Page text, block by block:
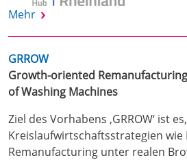
Mehr
GRROW
Growth-oriented
of Washing Machines
Ziel des Vorhabens ‚GRROW‘ ist
Kreislaufwirtschaftsstrategien
Remanufacturing unter realen